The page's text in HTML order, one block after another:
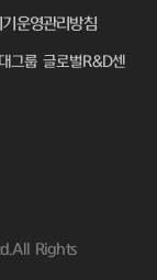
운영관리방침
그룹 글로벌R&D센
Rights